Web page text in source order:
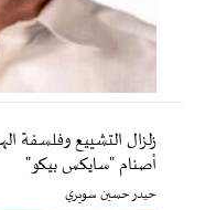
زلزال التشييع وفلسفة
أصنام "سايكس بيكو"
حيدر حسين سويري